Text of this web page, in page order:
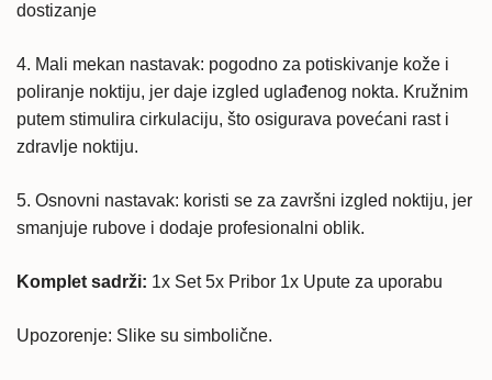
dostizanje
4. Mali mekan nastavak: pogodno za potiskivanje kože i
poliranje noktiju, jer daje izgled uglađenog nokta. Kružnim
putem stimulira cirkulaciju, što osigurava povećani rast i
zdravlje noktiju.
5. Osnovni nastavak: koristi se za završni izgled noktiju, jer
smanjuje rubove i dodaje profesionalni oblik.
Komplet sadrži: 1x Set 5x Pribor 1x Upute za uporabu
Upozorenje: Slike su simbolične.